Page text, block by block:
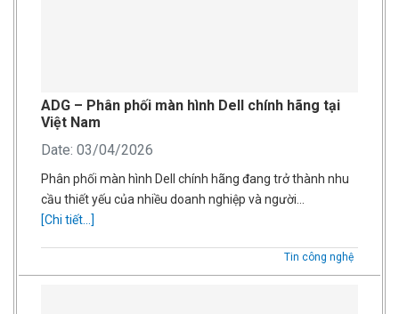
ADG – Phân phối màn hình Dell chính hãng tại
Việt Nam
Date: 03/04/2026
Phân phối màn hình Dell chính hãng đang trở thành nhu
cầu thiết yếu của nhiều doanh nghiệp và người…
[Chi tiết...]
Tin công nghệ